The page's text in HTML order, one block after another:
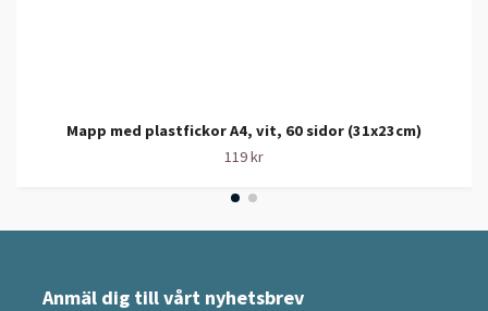
Mapp med plastfickor A4, vit, 60 sidor (31x23cm)
119 kr
Anmäl dig till vårt nyhetsbrev